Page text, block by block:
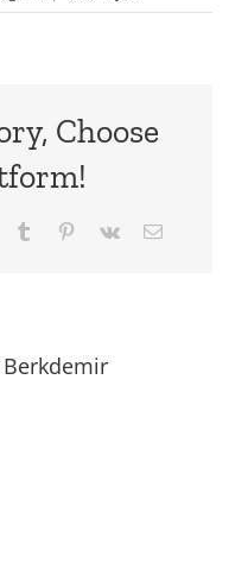
Choose
Tumblr Pinterest
Vk
E-
Berkdemir